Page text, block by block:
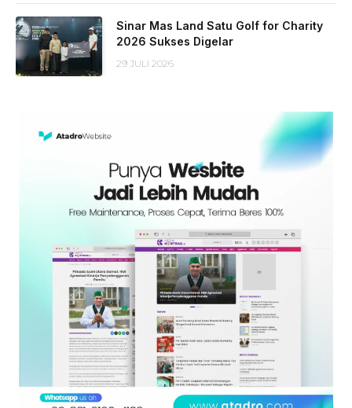
Sinar Mas Land Satu Golf for Charity
2026 Sukses Digelar
29 JULI 2026